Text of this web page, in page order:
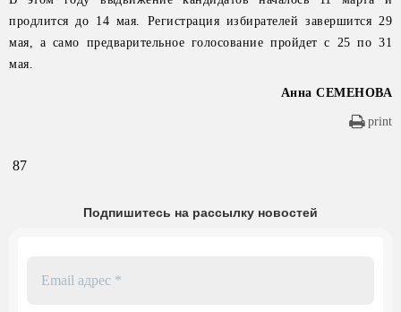
продлится до 14 мая. Регистрация избирателей завершится 29
мая, а само предварительное голосование пройдет с 25 по 31
мая.
Анна СЕМЕНОВА
print
87
Подпишитесь на рассылку новостей